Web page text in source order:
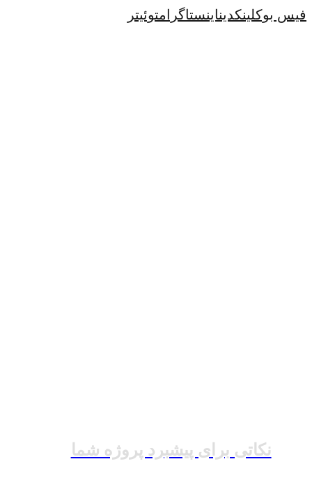
فیس بوکلینکدیناینستاگرامتوئیتر
نکاتی برای پیشبرد پروژه شما